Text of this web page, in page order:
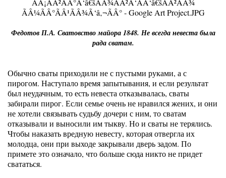
Федотов П.А. Сватовство майора 1848. Не всегда невеста была
рада сватам.
Обычно сваты приходили не с пустыми руками, а с
пирогом. Наступало время запытывания, и если результат
был неудачным, то есть невеста отказывалась, сваты
забирали пирог. Если семье очень не нравился жених, и они
не хотели связывать судьбу дочери с ним, то сватам
отказывали и выносили им тыкву. Но и сваты не терялись.
Чтобы наказать вредную невесту, которая отвергла их
молодца, они при выходе закрывали дверь задом. По
примете это означало, что больше сюда никто не придет
свататься.